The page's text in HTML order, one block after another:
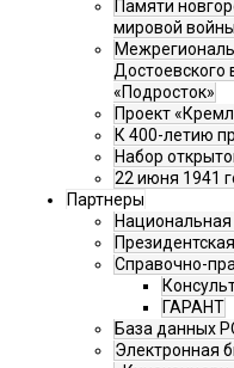
Памяти
мировой войны
Достоевского
«Подросток»
Проект
К 400-летию
Набор
22 июня 1941
Партнеры
Справочно-
ГАРАНТ
База данных
Электронная